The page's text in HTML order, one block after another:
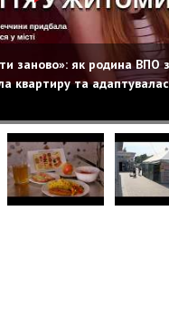
заново»: як родина ВПО з
квартиру та